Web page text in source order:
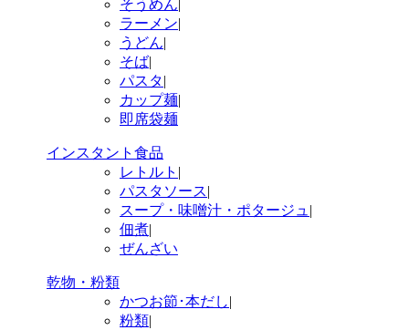
そうめん
ラーメン|
うどん|
そば|
パスタ|
カップ麺|
即席袋麺
インスタント食品
レトルト |
パスタソース|
スープ・味噌汁・ポタージュ |
佃煮|
ぜんざい
乾物・粉類
かつお節･本だし|
粉類|